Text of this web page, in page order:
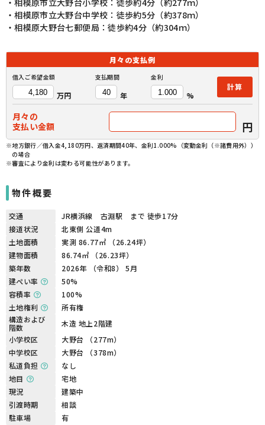
・相模原市立大野台小学校：徒歩約4分（約277ｍ）
・相模原市立大野台中学校：徒歩約5分（約378ｍ）
・相模原大野台七郵便局：徒歩約4分（約304ｍ）
月々の支払例
借入ご希望金額
万円
支払期間
年
金利
%
計算
月々の
支払い金額
円
※地方銀行／借入金4,180万円、返済期間40年、金利1.000%（変動金利（※諸費用外））
の場合
※審査により金利は変わる可能性があります。
物件概要
交通
JR横浜線 古淵駅 まで 徒歩17分
接道状況
北東側 公道4m
土地面積
実測 86.77㎡ （26.24坪）
建物面積
86.74㎡ （26.23坪）
築年数
2026年 （令和8） 5月
建ぺい率
50%
容積率
100%
土地権利
所有権
構造および
階数
木造 地上2階建
小学校区
大野台 （277m）
中学校区
大野台 （378m）
私道負担
なし
地目
宅地
現況
建築中
引渡時期
相談
駐車場
有